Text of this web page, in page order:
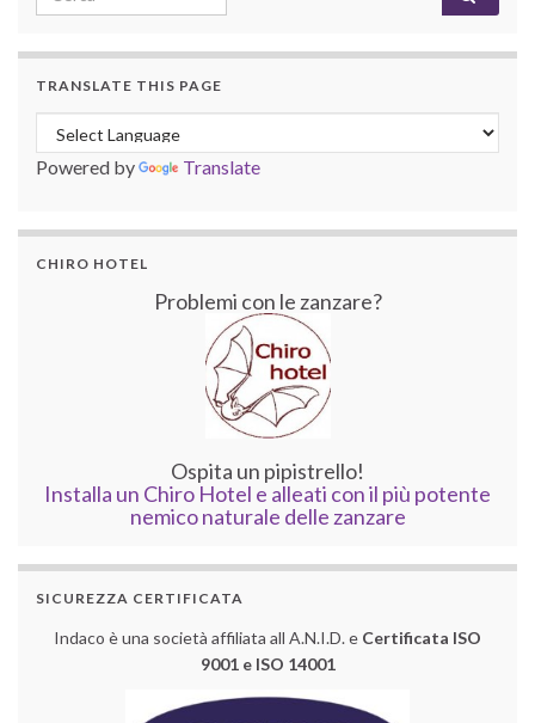
TRANSLATE THIS PAGE
Powered by Translate
CHIRO HOTEL
Problemi con le zanzare?
Ospita un pipistrello!
Installa un Chiro Hotel e alleati con il più potente
nemico naturale delle zanzare
SICUREZZA CERTIFICATA
Indaco è una società affiliata all A.N.I.D. e Certificata ISO
9001 e ISO 14001